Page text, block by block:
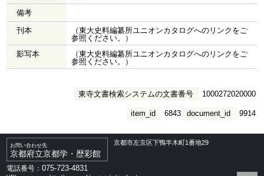
備考
刊本
（東大史料編纂所ユニオンカタログへのリンクをご
参照ください。）
影写本
（東大史料編纂所ユニオンカタログへのリンクをご
参照ください。）
東寺文書検索システムの文書番号 1000272020000
document_id 9914
item_id 6843
お問い合わせ先
京都府立京都学・歴彩館
京都市左京区下鴨半木町1番地29
電話番号：075-723-4831